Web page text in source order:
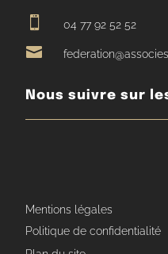
 04 77 92 52 52

Nous suivre sur
Mentions légales
Politique de confidentialité